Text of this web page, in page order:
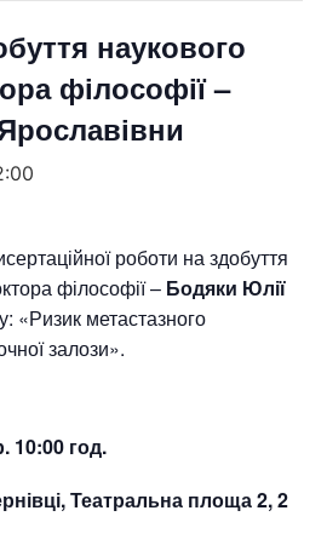
наукового
філософії –
роботи на здобуття
філософії – Бодяки Юлії
«Ризик метастазного
залози».
10:00 год.
Театральна площа 2, 2